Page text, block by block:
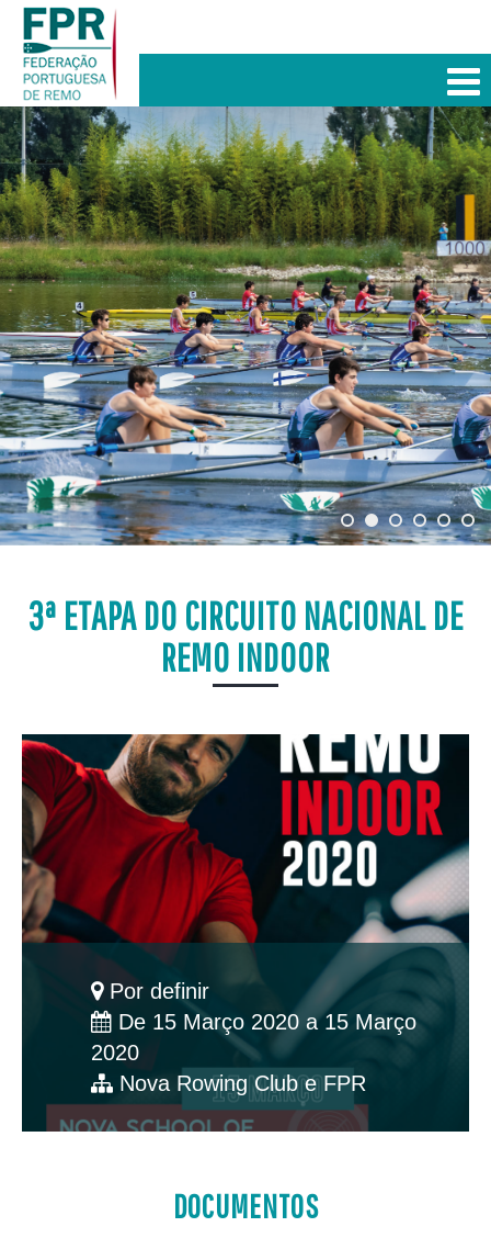
3ª ETAPA DO CIRCUITO NACIONAL DE
REMO INDOOR
Por definir
De 15 Março 2020 a 15 Março
2020
Nova Rowing Club e FPR
DOCUMENTOS